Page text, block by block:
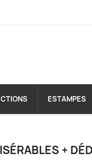
ESTAMPES
+